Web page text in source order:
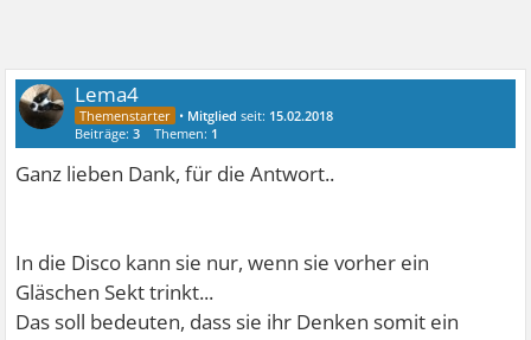
Lema4
• Mitglied seit: 15.02.2018
Beiträge:3 Themen: 1
Ganz lieben Dank, für die Antwort..
In die Disco kann sie nur, wenn sie vorher ein
Gläschen Sekt trinkt...
Das soll bedeuten, dass sie ihr Denken somit ein